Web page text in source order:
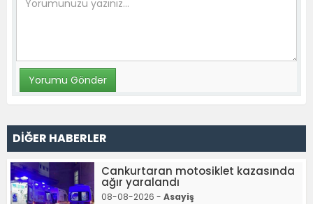
DİĞER HABERLER
Cankurtaran motosiklet kazasında
ağır yaralandı
08-08-2026 - Asayiş